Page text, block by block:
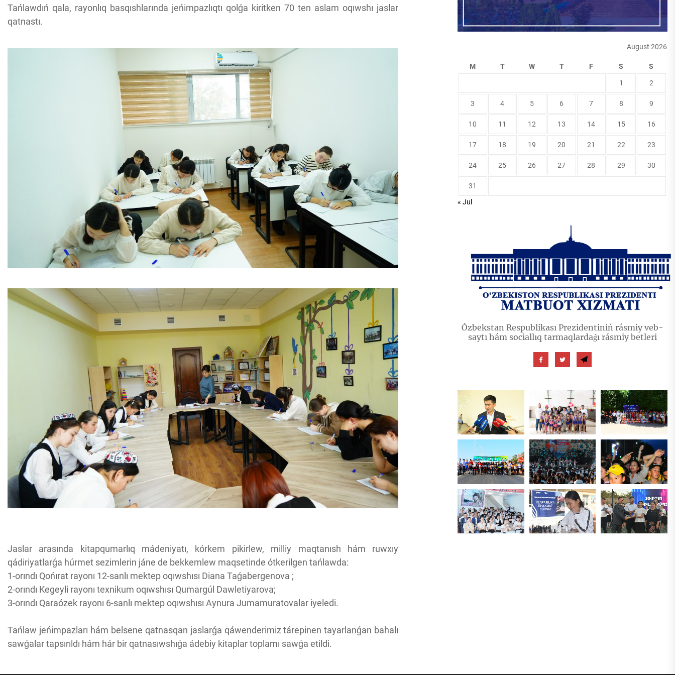
Tańlawdıń qala, rayonlıq basqıshlarında jeńimpazlıqtı qolǵa kiritken 70 ten aslam oqıwshı jaslar
qatnastı.
Jaslar arasında kitapqumarlıq mádeniyatı, kórkem pikirlew, milliy maqtanısh hám ruwxıy
qádiriyatlarǵa húrmet sezimlerin jáne de bekkemlew maqsetinde ótkerilgen tańlawda:
1-orındı Qońırat rayonı 12-sanlı mektep oqıwshısı Diana Taǵabergenova ;
2-orındı Kegeyli rayonı texnikum oqıwshısı Qumargúl Dawletiyarova;
3-orındı Qaraózek rayonı 6-sanlı mektep oqıwshısı Aynura Jumamuratovalar iyeledi.
Tańlaw jeńimpazları hám belsene qatnasqan jaslarǵa qáwenderimiz tárepinen tayarlanǵan bahalı
sawǵalar tapsırıldı hám hár bir qatnasıwshıǵa ádebiy kitaplar toplamı sawǵa etildi.
August 2026
M T W T F S S
1 2
3 4 5 6 7 8 9
10 11 12 13 14 15 16
17 18 19 20 21 22 23
24 25 26 27 28 29 30
31
« Jul
Ózbekstan Respublikası Prezidentiniń rásmiy veb-
saytı hám sociallıq tarmaqlardaǵı rásmiy betleri